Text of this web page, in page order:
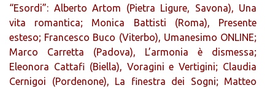
“Esordi”: Alberto Artom (Pietra Ligure, Savona), Una
vita romantica; Monica Battisti (Roma), Presente
esteso; Francesco Buco (Viterbo), Umanesimo ONLINE;
Marco Carretta (Padova), L’armonia è dismessa;
Eleonora Cattafi (Biella), Voragini e Vertigini; Claudia
Cernigoi (Pordenone), La finestra dei Sogni; Matteo